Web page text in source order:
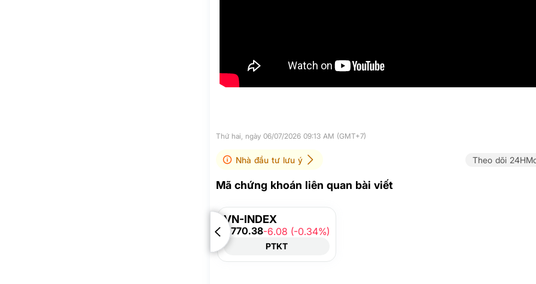
Thứ hai, ngày 06/07/2026 09:13 AM (GMT+7)
Nhà đầu tư lưu ý Theo dõi
Mã chứng khoán liên quan bài viết
VN-INDEX
1,770.38-6.08 (-0.34%)
PTKT